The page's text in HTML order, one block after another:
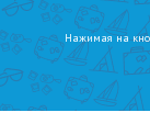
Нажимая на